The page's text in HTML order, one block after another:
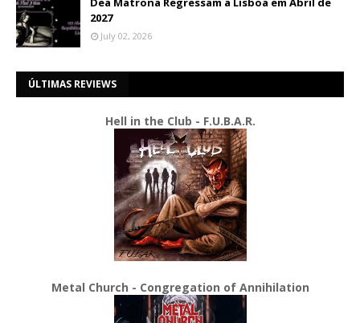
2027
July 02, 2026
ÚLTIMAS REVIEWS
Hell in the Club - F.U.B.A.R.
Metal Church - Congregation of Annihilation